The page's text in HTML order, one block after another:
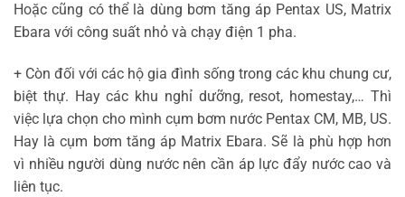
Hoặc cũng có thể là dùng bơm tăng áp Pentax US, Matrix
Ebara với công suất nhỏ và chạy điện 1 pha.
+ Còn đối với các hộ gia đình sống trong các khu chung cư,
biệt thự. Hay các khu nghỉ dưỡng, resot, homestay,… Thì
việc lựa chọn cho mình cụm bơm nước Pentax CM, MB, US.
Hay là cụm bơm tăng áp Matrix Ebara. Sẽ là phù hợp hơn
vì nhiều người dùng nước nên cần áp lực đẩy nước cao và
liên tục.